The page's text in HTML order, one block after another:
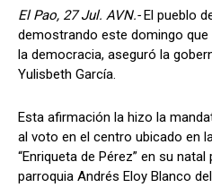
El Pao, 27 Jul. AVN.- El pueblo
demostrando este domingo
la democracia, aseguró la
Yulisbeth García.
Esta afirmación la hizo la
al voto en el centro ubicado en
“Enriqueta de Pérez” en su
parroquia Andrés Eloy Blanco